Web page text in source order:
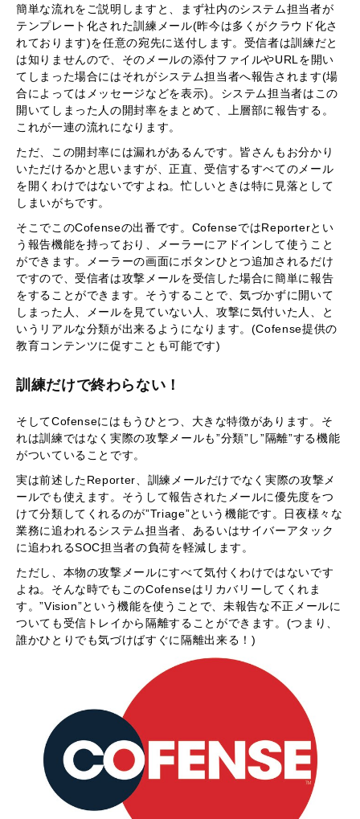
簡単な流れをご説明しますと、まず社内のシステム担当者が
テンプレート化された訓練メール(昨今は多くがクラウド化さ
れております)を任意の宛先に送付します。受信者は訓練だと
は知りませんので、そのメールの添付ファイルやURLを開い
てしまった場合にはそれがシステム担当者へ報告されます(場
合によってはメッセージなどを表示)。システム担当者はこの
開いてしまった人の開封率をまとめて、上層部に報告する。
これが一連の流れになります。
ただ、この開封率には漏れがあるんです。皆さんもお分かり
いただけるかと思いますが、正直、受信するすべてのメール
を開くわけではないですよね。忙しいときは特に見落として
しまいがちです。
そこでこのCofenseの出番です。CofenseではReporterとい
う報告機能を持っており、メーラーにアドインして使うこと
ができます。メーラーの画面にボタンひとつ追加されるだけ
ですので、受信者は攻撃メールを受信した場合に簡単に報告
をすることができます。そうすることで、気づかずに開いて
しまった人、メールを見ていない人、攻撃に気付いた人、と
いうリアルな分類が出来るようになります。(Cofense提供の
教育コンテンツに促すことも可能です)
訓練だけで終わらない！
そしてCofenseにはもうひとつ、大きな特徴があります。そ
れは訓練ではなく実際の攻撃メールも”分類”し”隔離”する機能
がついていることです。
実は前述したReporter、訓練メールだけでなく実際の攻撃メ
ールでも使えます。そうして報告されたメールに優先度をつ
けて分類してくれるのが”Triage”という機能です。日夜様々な
業務に追われるシステム担当者、あるいはサイバーアタック
に追われるSOC担当者の負荷を軽減します。
ただし、本物の攻撃メールにすべて気付くわけではないです
よね。そんな時でもこのCofenseはリカバリーしてくれま
す。”Vision”という機能を使うことで、未報告な不正メールに
ついても受信トレイから隔離することができます。(つまり、
誰かひとりでも気づけばすぐに隔離出来る！)